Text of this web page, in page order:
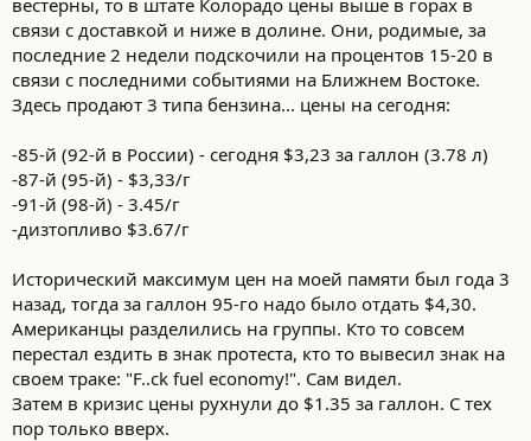
вестерны, то в штате Колорадо цены выше в горах в
связи с доставкой и ниже в долине. Они, родимые, за
последние 2 недели подскочили на процентов 15-20 в
связи с последними событиями на Ближнем Востоке.
Здесь продают 3 типа бензина... цены на сегодня:
-85-й (92-й в России) - сегодня $3,23 за галлон (3.78 л)
-87-й (95-й) - $3,33/г
-91-й (98-й) - 3.45/г
-дизтопливо $3.67/г
Исторический максимум цен на моей памяти был года 3
назад, тогда за галлон 95-го надо было отдать $4,30.
Американцы разделились на группы. Кто то совсем
перестал ездить в знак протеста, кто то вывесил знак на
своем траке: "F..ck fuel economy!". Сам видел.
Затем в кризис цены рухнули до $1.35 за галлон. С тех
пор только вверх.